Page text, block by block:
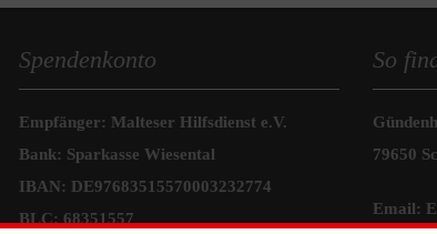
Spendenkonto
Empfänger: Malteser Hilfsdienst e.V.
Bank: Sparkasse Wiesental
IBAN: DE97683515570003232774
BLC: 68351557
So
79650
Email: